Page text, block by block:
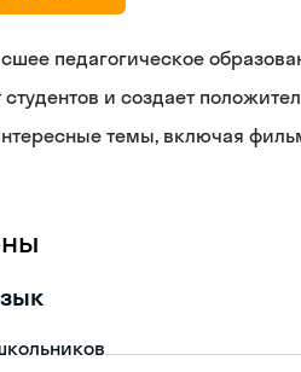
педагогическое
студентов и создает
темы, включая